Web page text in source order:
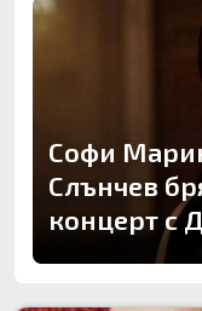
Софи
Слънчев
концерт с